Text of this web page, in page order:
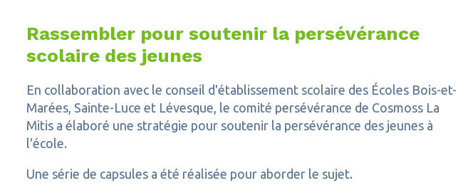
Rassembler pour soutenir la persévérance
scolaire des jeunes
En collaboration avec le conseil d'établissement scolaire des Écoles Bois-et-
Marées, Sainte-Luce et Lévesque, le comité persévérance de Cosmoss La
Mitis a élaboré une stratégie pour soutenir la persévérance des jeunes à
l'école.
Une série de capsules a été réalisée pour aborder le sujet.